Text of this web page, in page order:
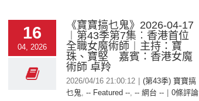
16
04, 2026
《寶寶搞乜鬼》2026-04-17
︱第43季第7集︰香港首位
全職女魔術師︱主持：寶
珠、寶堅 嘉賓：香港女魔
術師 卓羚
2026/04/16 21:00:12
(第43季) 寶寶搞
乜鬼, -- Featured --, -- 網台 -- 0條評論